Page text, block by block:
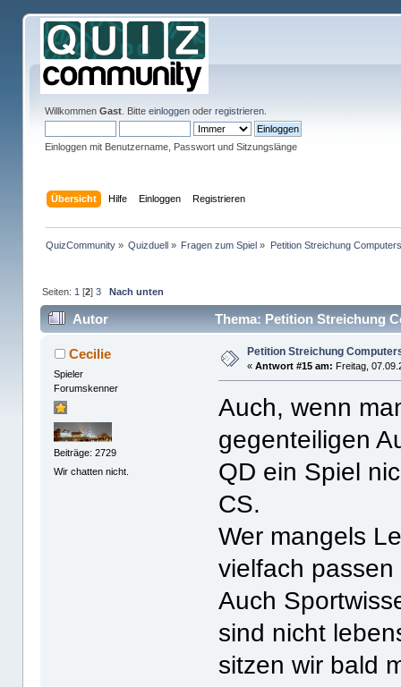
Willkommen Gast. Bitte einloggenoder registrieren.
Einloggen mit Benutzername, Passwort und Sitzungslänge
Übersicht Hilfe Einloggen Registrieren
QuizCommunity» Quizduell » Fragen zum Spiel » Petition Streichung
Seiten: 1 [2] 3 Nach unten
Autor Thema: Petition Streichung
Cecilie
Spieler
Forumskenner
Beiträge: 2729
Wir chatten nicht.
Petition Streichung
«Antwort #15 am: Freitag,
Auch, wenn
gegenteiligen
QD ein Spiel
CS.
Wer mangels
vielfach
Auch
sind nicht
sitzen wir bald